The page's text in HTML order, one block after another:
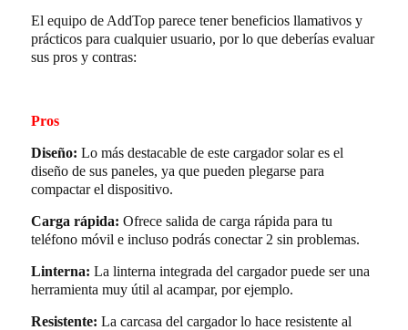
El equipo de AddTop parece tener beneficios llamativos y
prácticos para cualquier usuario, por lo que deberías evaluar
sus pros y contras:
Pros
Diseño: Lo más destacable de este cargador solar es el
diseño de sus paneles, ya que pueden plegarse para
compactar el dispositivo.
Carga rápida: Ofrece salida de carga rápida para tu
teléfono móvil e incluso podrás conectar 2 sin problemas.
Linterna: La linterna integrada del cargador puede ser una
herramienta muy útil al acampar, por ejemplo.
Resistente: La carcasa del cargador lo hace resistente al